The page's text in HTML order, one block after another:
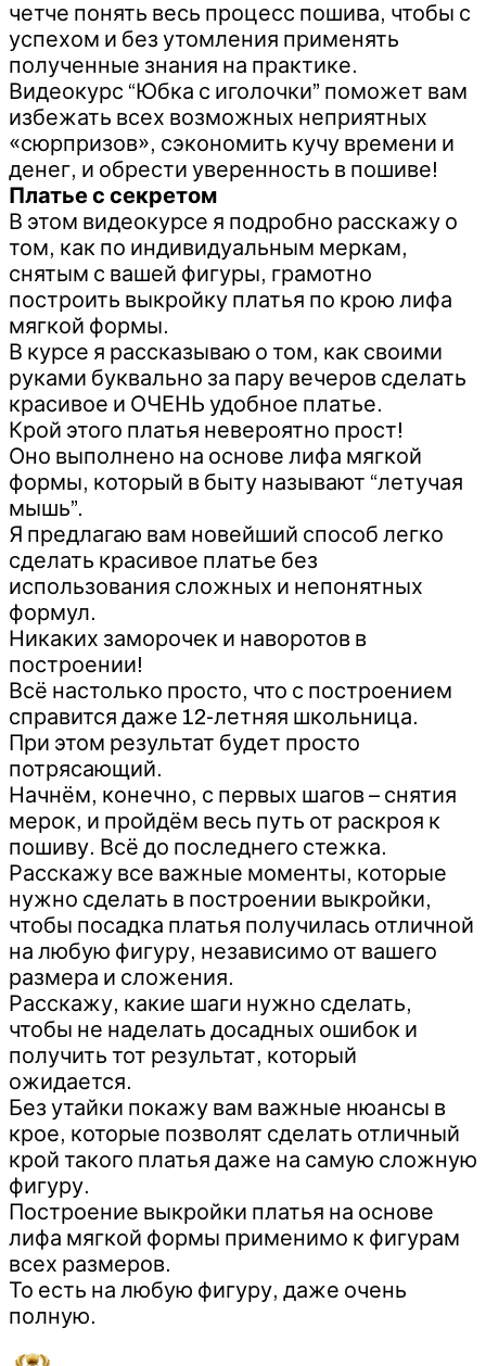
четче понять весь процесс пошива, чтобы с
успехом и без утомления применять
полученные знания на практике.
Видеокурс “Юбка с иголочки” поможет вам
избежать всех возможных неприятных
«сюрпризов», сэкономить кучу времени и
денег, и обрести уверенность в пошиве!
Платье с секретом
В этом видеокурсе я подробно расскажу о
том, как по индивидуальным меркам,
снятым с вашей фигуры, грамотно
построить выкройку платья по крою лифа
мягкой формы.
В курсе я рассказываю о том, как своими
руками буквально за пару вечеров сделать
красивое и ОЧЕНЬ удобное платье.
Крой этого платья невероятно прост!
Оно выполнено на основе лифа мягкой
формы, который в быту называют “летучая
мышь”.
Я предлагаю вам новейший способ легко
сделать красивое платье без
использования сложных и непонятных
формул.
Никаких заморочек и наворотов в
построении!
Всё настолько просто, что с построением
справится даже 12-летняя школьница.
При этом результат будет просто
потрясающий.
Начнём, конечно, с первых шагов – снятия
мерок, и пройдём весь путь от раскроя к
пошиву. Всё до последнего стежка.
Расскажу все важные моменты, которые
нужно сделать в построении выкройки,
чтобы посадка платья получилась отличной
на любую фигуру, независимо от вашего
размера и сложения.
Расскажу, какие шаги нужно сделать,
чтобы не наделать досадных ошибок и
получить тот результат, который
ожидается.
Без утайки покажу вам важные нюансы в
крое, которые позволят сделать отличный
крой такого платья даже на самую сложную
фигуру.
Построение выкройки платья на основе
лифа мягкой формы применимо к фигурам
всех размеров.
То есть на любую фигуру, даже очень
полную.